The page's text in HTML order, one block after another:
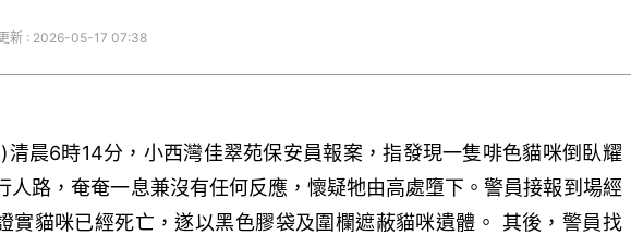
新 : 2026-05-17 07:38
清晨6時14分，小西灣佳翠苑保安員報案，指發現一隻啡色貓咪倒臥耀
人路，奄奄一息兼沒有任何反應，懷疑牠由高處墮下。警員接報到場經
實貓咪已經死亡，遂以黑色膠袋及圍欄遮蔽貓咪遺體。 其後，警員找